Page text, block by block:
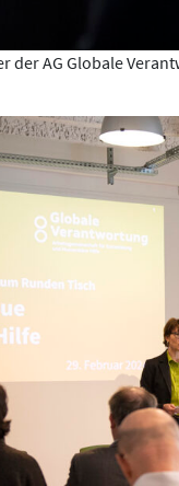
der AG Globale